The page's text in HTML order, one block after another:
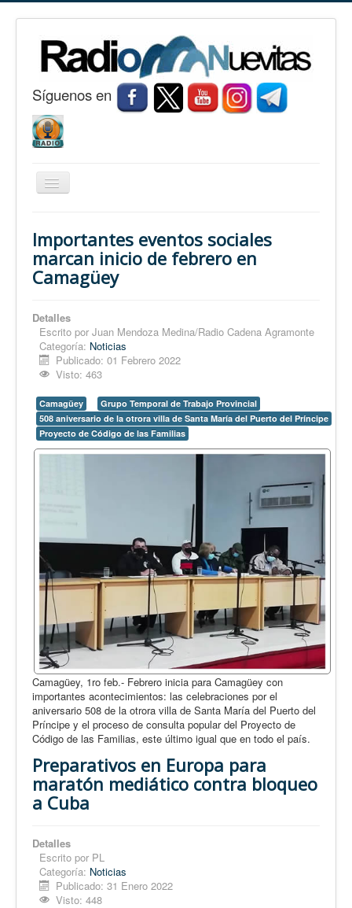
Síguenos en
Cambiar
Nuevitas
Noticias
Fotorreportaje
Opinión
En audio
Medio Ambiente
Ciencia, tecnología y curiosidades
Importantes eventos sociales
marcan inicio de febrero en
Camagüey
Detalles
Escrito por Juan Mendoza Medina/Radio Cadena Agramonte
Categoría: Noticias
Publicado: 01 Febrero 2022
Visto: 463
Camagüey
Grupo Temporal de Trabajo Provincial
508 aniversario de la otrora villa de Santa María del Puerto del Príncipe
Proyecto de Código de las Familias
Camagüey, 1ro feb.- Febrero inicia para Camagüey con
importantes acontecimientos: las celebraciones por el
aniversario 508 de la otrora villa de Santa María del Puerto del
Príncipe y el proceso de consulta popular del Proyecto de
Código de las Familias, este último igual que en todo el país.
Preparativos en Europa para
maratón mediático contra bloqueo
a Cuba
Detalles
Escrito por PL
Categoría: Noticias
Publicado: 31 Enero 2022
Visto: 448